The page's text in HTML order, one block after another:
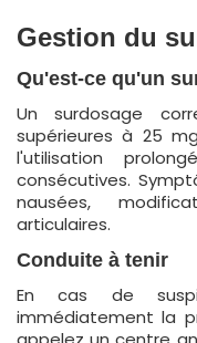
Gestion du
Qu'est-ce qu'un
Un surdosage
supérieures à 25
l'utilisation
consécutives.
nausées,
articulaires.
Conduite à tenir
En cas de
immédiatement la